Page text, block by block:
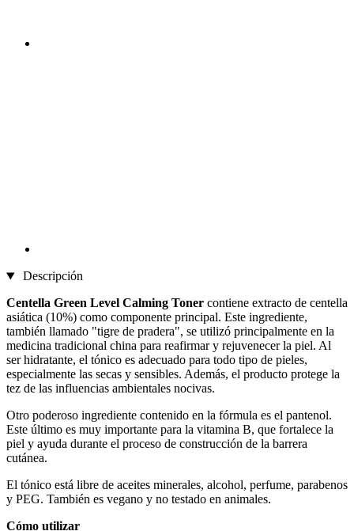
Descripción
Centella Green Level Calming Toner contiene extracto de centella
asiática (10%) como componente principal. Este ingrediente,
también llamado "tigre de pradera", se utilizó principalmente en la
medicina tradicional china para reafirmar y rejuvenecer la piel. Al
ser hidratante, el tónico es adecuado para todo tipo de pieles,
especialmente las secas y sensibles. Además, el producto protege la
tez de las influencias ambientales nocivas.
Otro poderoso ingrediente contenido en la fórmula es el pantenol.
Este último es muy importante para la vitamina B, que fortalece la
piel y ayuda durante el proceso de construcción de la barrera
cutánea.
El tónico está libre de aceites minerales, alcohol, perfume, parabenos
y PEG. También es vegano y no testado en animales.
Cómo utilizar